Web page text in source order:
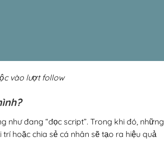
vào lượt follow
như đang “đọc script”. Trong khi đó, những
hoặc chia sẻ cá nhân sẽ tạo ra hiệu quả